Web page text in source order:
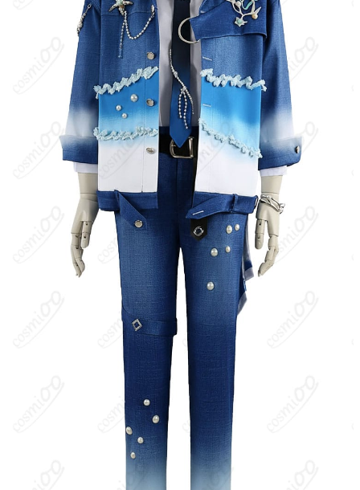
同じ楽曲とビジュアルを共有することがある。
キャラクター設定
：『Deep into you』は、ユーザー投票で選ばれ
た特別編成ユニット『Neptu（ネプトゥ）』によるシャッフル楽
曲で、2025年7月9日に配信開始されたSELECTION 10 UNIT
SONGの一つ。感情をのみ込むような深い恋心、相手の瞳に溺れ
るような執着と熱を、ハウス系ダンスチューンで表現している。
MV用の『Deep into you衣装』はこの楽曲と連動したステージ衣
装で、各キャラクターが同テーマの大人っぽいコートやアクセサ
リーを身につけ、統一感のある色味と夜のクラブのようなムード
でまとめられている。